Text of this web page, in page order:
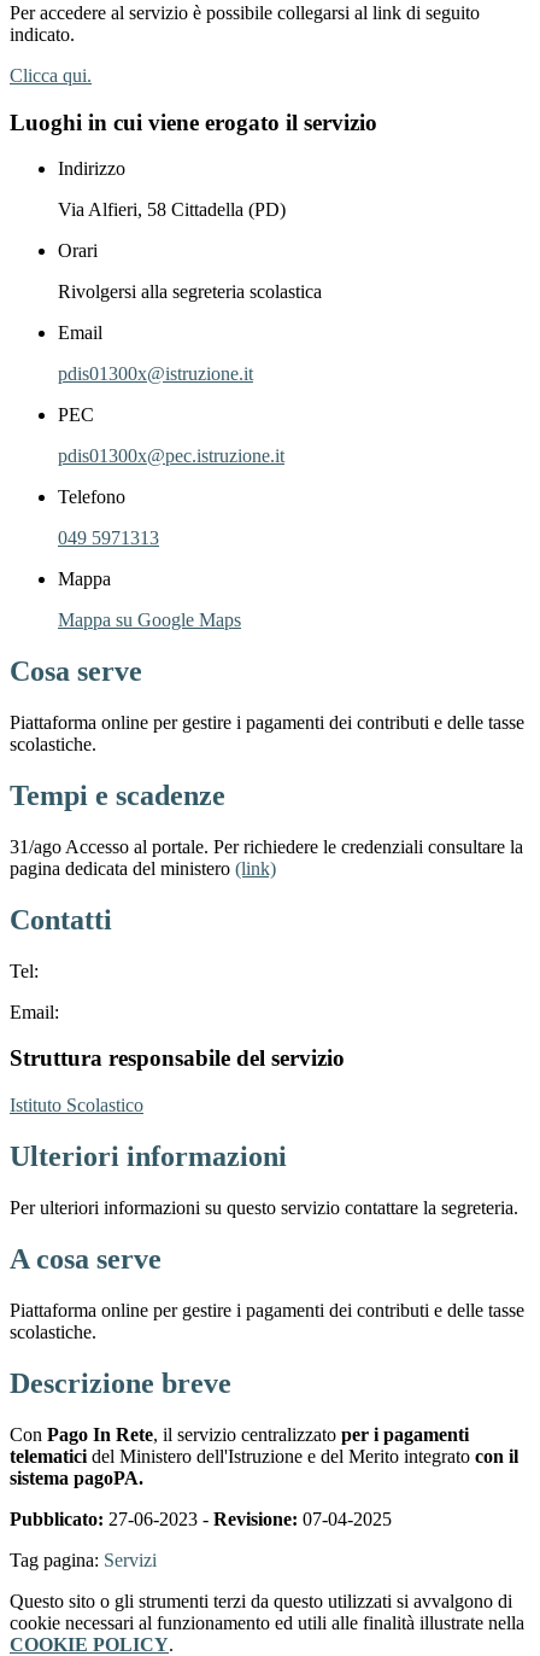
Per accedere al servizio è possibile collegarsi al link di seguito
indicato.
Clicca qui.
Luoghi in cui viene erogato il servizio
Indirizzo
Via Alfieri, 58 Cittadella (PD)
Orari
Rivolgersi alla segreteria scolastica
Email
pdis01300x@istruzione.it
PEC
pdis01300x@pec.istruzione.it
Telefono
049 5971313
Mappa
Mappa su Google Maps
Cosa serve
Piattaforma online per gestire i pagamenti dei contributi e delle tasse
scolastiche.
Tempi e scadenze
31/ago Accesso al portale. Per richiedere le credenziali consultare la
pagina dedicata del ministero (link)
Contatti
Tel:
Email:
Struttura responsabile del servizio
Istituto Scolastico
Ulteriori informazioni
Per ulteriori informazioni su questo servizio contattare la segreteria.
A cosa serve
Piattaforma online per gestire i pagamenti dei contributi e delle tasse
scolastiche.
Descrizione breve
Con Pago In Rete, il servizio centralizzato per i pagamenti
telematici del Ministero dell'Istruzione e del Merito integrato con il
sistema pagoPA.
Pubblicato: 27-06-2023 - Revisione: 07-04-2025
Tag pagina: Servizi
Questo sito o gli strumenti terzi da questo utilizzati si avvalgono di
cookie necessari al funzionamento ed utili alle finalità illustrate nella
COOKIE POLICY.